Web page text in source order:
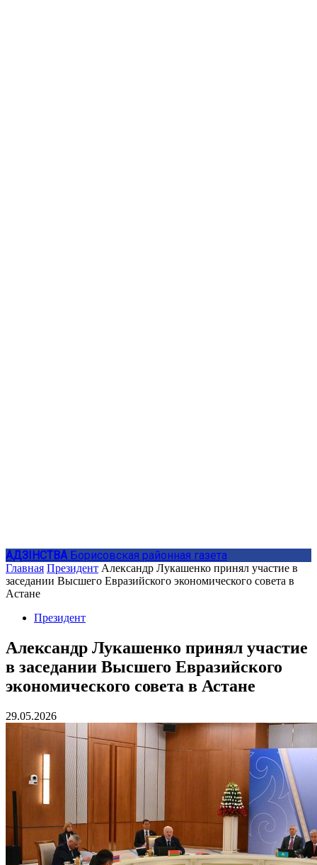
АДЗIНСТВА Борисовская районная газета
Главная Президент Александр Лукашенко принял участие в
заседании Высшего Евразийского экономического совета в
Астане
Президент
Александр Лукашенко принял участие
в заседании Высшего Евразийского
экономического совета в Астане
29.05.2026